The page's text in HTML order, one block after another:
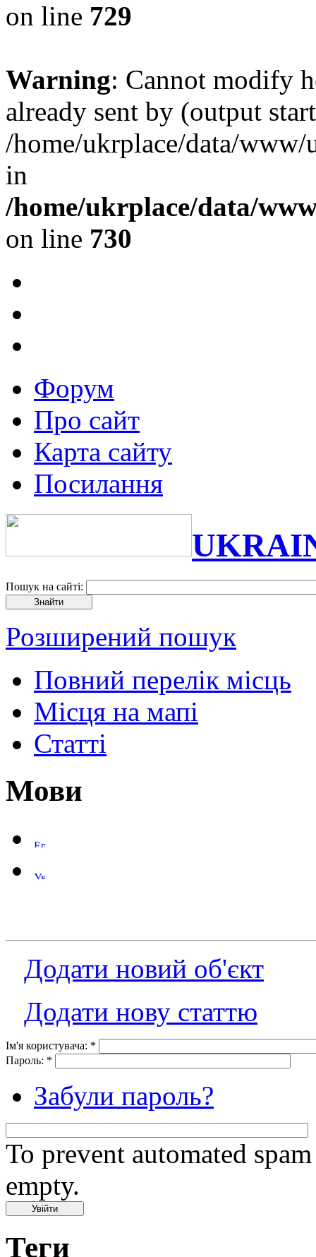
on line 729
Warning: Cannot modify
already sent by (output
/home/ukrplace/data/
in
/home/ukrplace/data/
on line 730
Форум
Про сайт
Карта сайту
Посилання
Пошук на сайті:
Розширений пошук
Повний перелік місць
Місця на мапі
Статті
Мови
Додати новий об'єкт
Додати нову статтю
Ім'я користувача: *
Пароль: *
Забули пароль?
To prevent automated
empty.
Теги